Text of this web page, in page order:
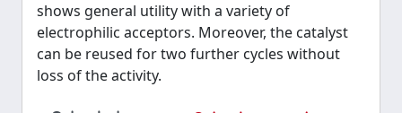
shows general utility with a variety of
electrophilic acceptors. Moreover, the catalyst
can be reused for two further cycles without
loss of the activity.